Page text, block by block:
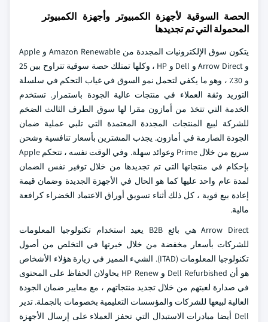
الحصة السوقية لأجهزة الكمبيوتر وأجهزة الكمبيوتر
المحمولة التي تم تجديدها
يتكون سوق الإلكترونيات المجددة من Amazon Renewable و Apple
و Arrow Direct و Dell و HP ، وكلها تمتلك حصة سوقية تتراوح بين 25
و 30٪ ، وهو ما يكفي لتحمل نمو السوق في غياب التحكم في سلسلة
التوريد وثقة العملاء في منتجات عالية الجودة باستمرار. تستخدم
الخدمة التي تتخذ من أمازون مقرا لها سوق الطرف الثالث الضخم
للشركة لبيع المنتجات المجددة المعتمدة التي تلبي عملية ضمان
الجودة الصارمة في أمازون. يجذب المشترين بأسعار تنافسية وشحن
سريع من خلال Prime وعوائد سهلة. وفي الوقت نفسه ، تتحكم Apple
بإحكام في منتجاتها التي تم تجديدها من خلال توفير نفس الضمان
لمدة عام واحد عليها كما هو الحال في الأجهزة الجديدة وضمان قيمة
إعادة بيع قوية ، كل ذلك أثناء تسويق أوراق الاعتماد الخضراء كرافعة
مالية.
Arrow Direct هي بائع B2B يعيد استخدام تكنولوجيا المعلومات
للشركات بأسعار مخفضة من خلال خبرتها في التخلص من أصول
تكنولوجيا المعلومات (ITAD). الشيء المميز في زيارة هؤلاء الأشخاص
هو أن Dell Refurbished و HP Renew يحاولان الحفاظ على المحتوى
في صدارة لعبتهم من خلال تجديد منتجاتهم ، مع معايير ضمان الجودة
العالية لبيعها للشركات والمؤسسات التعليمية بخصومات بالجملة. تدير
Dell أيضا مبادرات الاستبدال التي تحفز العملاء على إرسال الأجهزة